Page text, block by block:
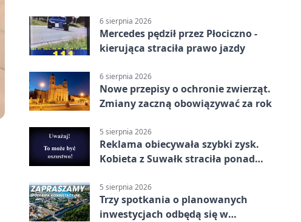
6 sierpnia 2026
Mercedes pędził przez Płociczno -
kierująca straciła prawo jazdy
6 sierpnia 2026
Nowe przepisy o ochronie zwierząt.
Zmiany zaczną obowiązywać za rok
5 sierpnia 2026
Reklama obiecywała szybki zysk.
Kobieta z Suwałk straciła ponad
5 sierpnia 2026
Trzy spotkania o planowanych
inwestycjach odbędą się w